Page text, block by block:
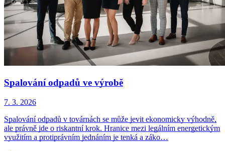
Spalování odpadů ve výrobě
7. 3. 2026
Spalování odpadů v továrnách se může jevit ekonomicky výhodně,
ale právně jde o riskantní krok. Hranice mezi legálním energetickým
využitím a protiprávním jednáním je tenká a záko…